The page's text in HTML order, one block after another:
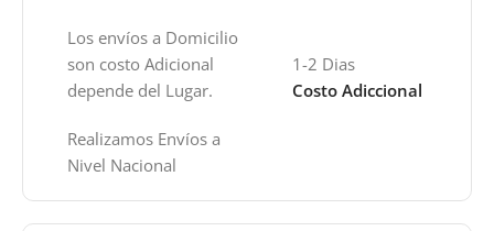
Los envíos a Domicilio
son costo Adicional
depende del Lugar.
Realizamos Envíos a
Nivel Nacional
1-2 Dias
Costo Adiccional